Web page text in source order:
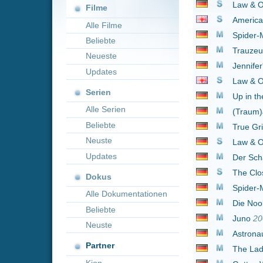
Serien
Alle Serien
Beliebte
Neuste
Dokus
Alle Dokumentationen
Beliebte
Neuste
Partner
Kion
Law & Order: Special
Up in the Air
2009
(Traum)Job gesucht
True Grit - Vergeltung
Law & Order: New
The Closer 2005
Spider-Man 3 2007
Die Noobs - Klein
Juno 2007
Astronaut Farmer
Gottes Werk &
Thank You for
The Gift - Die dunkle
Harsh Times - Leben
Postal 2007